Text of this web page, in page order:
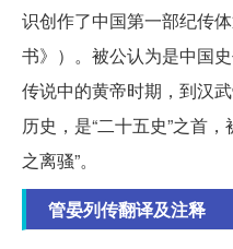
识创作了中国第一部纪传
书》）。被公认为是中国
传说中的黄帝时期，到汉
历史，是“二十五史”之首
之离骚”。
管晏列传翻译及注释